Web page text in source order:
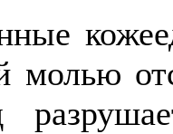
молью